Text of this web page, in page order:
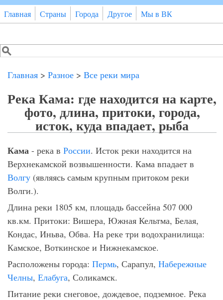
Перейти к основному содержанию
Главная Страны Города Другое Мы в ВК
Форма поиска
Поиск
Главная > Разное > Все реки мира
Река Кама: где находится на карте,
фото, длина, притоки, города,
исток, куда впадает, рыба
Кама - река в России. Исток реки находится на
Верхнекамской возвышенности. Кама впадает в
Волгу (являясь самым крупным притоком реки
Волги.).
Длина реки 1805 км, площадь бассейна 507 000
кв.км. Притоки: Вишера, Южная Кельтма, Белая,
Кондас, Иньва, Обва. На реке три водохранилища:
Камское, Воткинское и Нижнекамское.
Расположены города: Пермь, Сарапул, Набережные
Челны, Елабуга, Соликамск.
Питание реки снеговое, дождевое, подземное. Река